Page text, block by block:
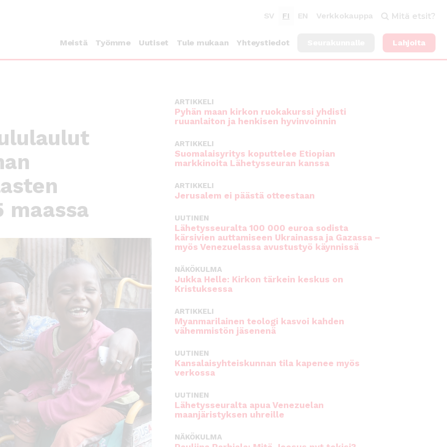
SV FI EN Verkkokauppa Mitä etsit?
Meistä Työmme Uutiset Tule mukaan Yhteystiedot Lahjoita
maassa
ARTIKKELI
Pyhän maan kirkon ruokakurssi yhdisti
ruuanlaiton ja henkisen hyvinvoinnin
ARTIKKELI
Suomalaisyritys koputtelee Etiopian
markkinoita Lähetysseuran kanssa
ARTIKKELI
Jerusalem ei päästä otteestaan
UUTINEN
Lähetysseuralta 100 000 euroa sodista
kärsivien auttamiseen Ukrainassa ja Gazassa –
myös Venezuelassa avustustyö käynnissä
NÄKÖKULMA
Jukka Helle: Kirkon tärkein keskus on
Kristuksessa
ARTIKKELI
Myanmarilainen teologi kasvoi kahden
vähemmistön jäsenenä
UUTINEN
Kansalaisyhteiskunnan tila kapenee myös
verkossa
UUTINEN
Lähetysseuralta apua Venezuelan
maanjäristyksen uhreille
NÄKÖKULMA